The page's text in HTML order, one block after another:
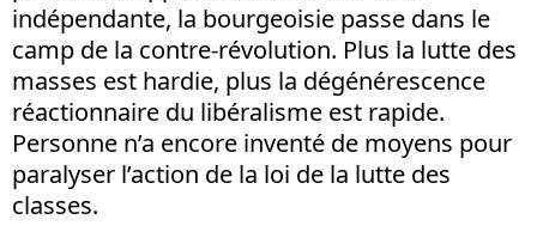
indépendante, la bourgeoisie passe dans le
camp de la contre-révolution. Plus la lutte des
masses est hardie, plus la dégénérescence
réactionnaire du libéralisme est rapide.
Personne n’a encore inventé de moyens pour
paralyser l’action de la loi de la lutte des
classes.